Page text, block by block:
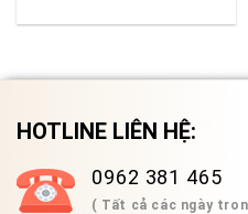
HOTLINE LIÊN HỆ:
0962 381 465
( Tất cả các ngày